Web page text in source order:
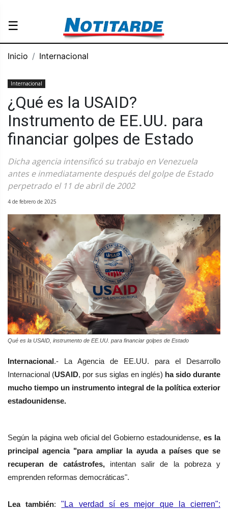
☰
Inicio Internacional
Internacional
¿Qué es la USAID?
Instrumento de EE.UU. para
financiar golpes de Estado
Dicha agencia intensificó su trabajo en Venezuela
antes e inmediatamente después del golpe de Estado
perpetrado el 11 de abril de 2002
4 de febrero de 2025
Qué es la USAID, instrumento de EE.UU. para financiar golpes de Estado
Internacional.- La Agencia de EE.UU. para el Desarrollo
Internacional (USAID, por sus siglas en inglés) ha sido durante
mucho tiempo un instrumento integral de la política exterior
estadounidense.
Según la página web oficial del Gobierno estadounidense,es la
principal agencia "para ampliar la ayuda a países que se
recuperan de catástrofes,intentan salir de la pobreza y
emprenden reformas democráticas".
Lea también:"La verdad sí es mejor que la cierren":